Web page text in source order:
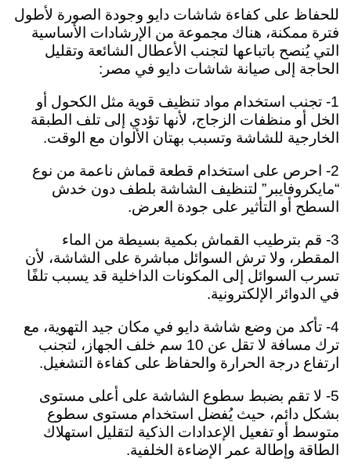
للحفاظ على كفاءة شاشات دايو وجودة الصورة لأطول
فترة ممكنة، هناك مجموعة من الإرشادات الأساسية
التي يُنصح باتباعها لتجنب الأعطال الشائعة وتقليل
الحاجة إلى صيانة شاشات دايو في مصر:
1- تجنب استخدام مواد تنظيف قوية مثل الكحول أو
الخل أو منظفات الزجاج، لأنها تؤدي إلى تلف الطبقة
الخارجية للشاشة وتسبب بهتان الألوان مع الوقت.
2- احرص على استخدام قطعة قماش ناعمة من نوع
“مايكروفايبر” لتنظيف الشاشة بلطف دون خدش
السطح أو التأثير على جودة العرض.
3- قم بترطيب القماش بكمية بسيطة من الماء
المقطر، ولا ترش السوائل مباشرة على الشاشة، لأن
تسرب السوائل إلى المكونات الداخلية قد يسبب تلفًا
في الدوائر الإلكترونية.
4- تأكد من وضع شاشة دايو في مكان جيد التهوية، مع
ترك مسافة لا تقل عن 10 سم خلف الجهاز، لتجنب
ارتفاع درجة الحرارة والحفاظ على كفاءة التشغيل.
5- لا تقم بضبط سطوع الشاشة على أعلى مستوى
بشكل دائم، حيث يُفضل استخدام مستوى سطوع
متوسط أو تفعيل الإعدادات الذكية لتقليل استهلاك
الطاقة وإطالة عمر الإضاءة الخلفية.